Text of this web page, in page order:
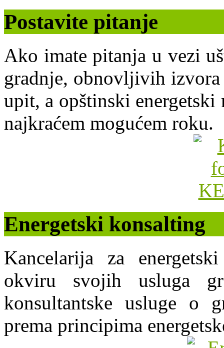
Postavite pitanje
Ako imate pitanja u vezi
gradnje, obnovljivih izvora
upit, a opštinski energetski
najkraćem mogućem roku.
Energetski konsalting
Kancelarija za
okviru svojih usluga
konsultantske usluge o
prema principima